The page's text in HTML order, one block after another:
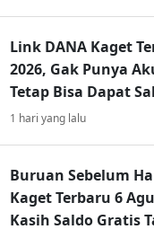
Link DANA Kaget
2026, Gak Punya
Tetap Bisa Dapat
1 hari yang lalu
Buruan Sebelum
Kaget Terbaru 6
Kasih Saldo Gratis